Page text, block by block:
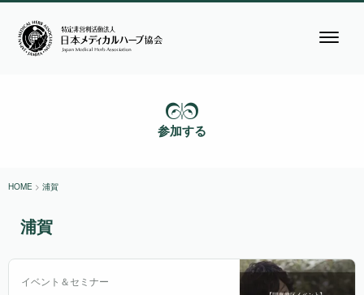
参加する
HOME > 浦賀
浦賀
イベント＆セミナー